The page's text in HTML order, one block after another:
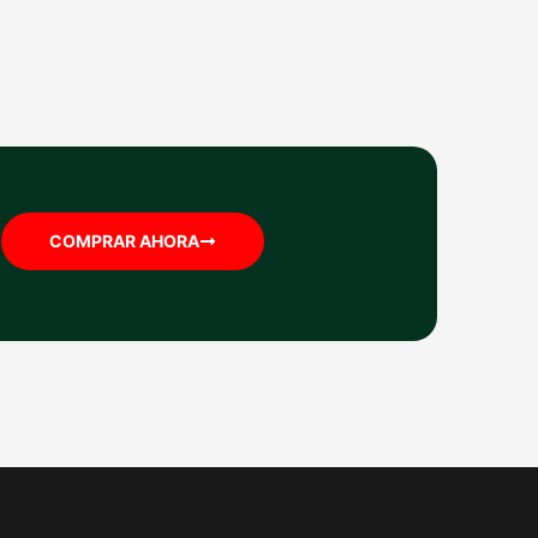
COMPRAR AHORA